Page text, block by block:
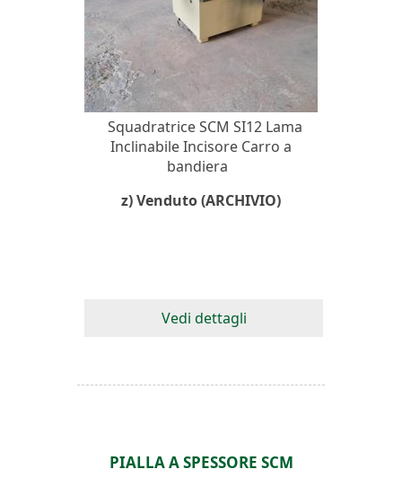
Squadratrice SCM SI12 Lama
Inclinabile Incisore Carro a
bandiera
z) Venduto (ARCHIVIO)
Vedi dettagli
PIALLA A SPESSORE SCM